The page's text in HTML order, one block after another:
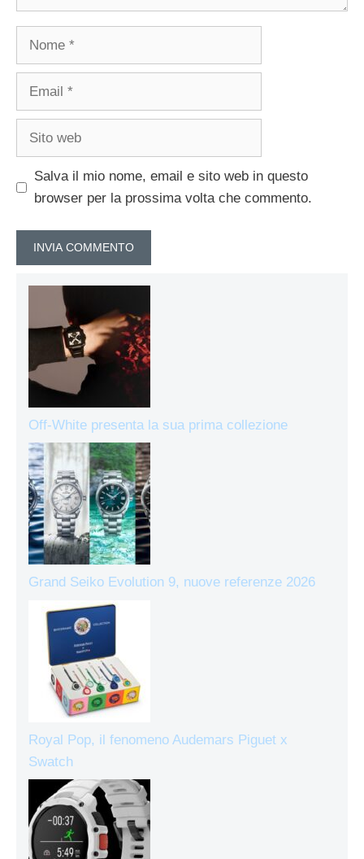
Nome
Email
Sito
Salva il mio nome, email e sito web in questo
browser per la prossima volta che commento.
Off-White presenta la sua prima collezione
Grand Seiko Evolution 9, nuove referenze 2026
Royal Pop, il fenomeno Audemars Piguet x
Swatch